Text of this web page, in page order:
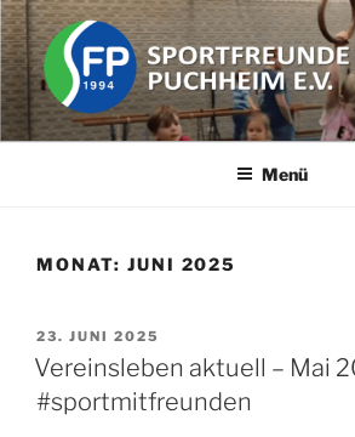
Zum
Inhalt
springen
SPORTFREUNDE
Der Freizeit Sportverein in der Stadt
Menü
MONAT: JUNI 2025
VERÖFFENTLICHT
AM
23. JUNI 2025
Vereinsleben aktuell – Mai
#sportmitfreunden